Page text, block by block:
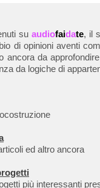
su audiofaidate, il
di opinioni aventi
ancora da
da logiche di
ed altro ancora
più interessanti